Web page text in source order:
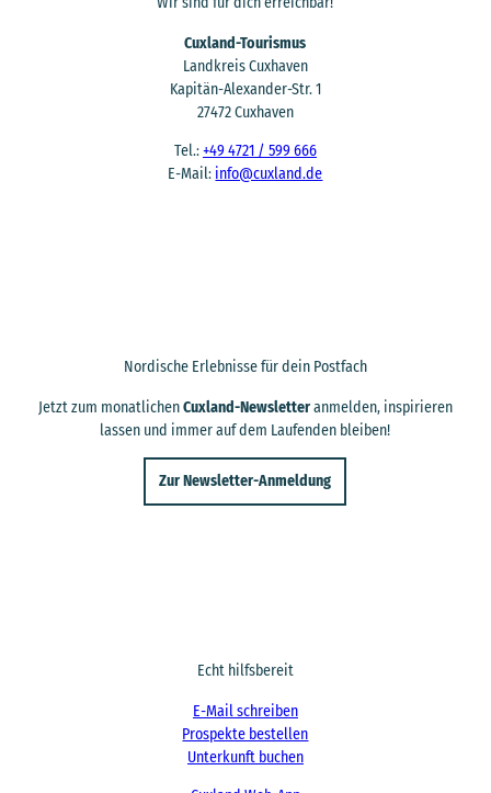
Cuxland-Tourismus
Landkreis Cuxhaven
Kapitän-Alexander-Str. 1
27472 Cuxhaven
Tel.:+49 4721 / 599 666
E-Mail: info@cuxland.de
Nordische Erlebnisse für dein Postfach
Jetzt zum monatlichenCuxland-Newsletteranmelden, inspirieren
lassen und immer auf dem Laufenden bleiben!
Zur Newsletter-Anmeldung
Echt hilfsbereit
E-Mail schreiben
Prospekte bestellen
Unterkunft buchen